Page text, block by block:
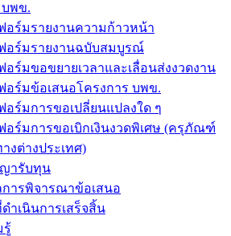
พข.
อร์มรายงานความก้าวหน้า
อร์มรายงานฉบับสมบูรณ์
อร์มขอขยายเวลาและเลื่อนส่งงวดงาน
อร์มข้อเสนอโครงการ บพข.
อร์มการขอเปลี่ยนแปลงใด ๆ
อร์มการขอเบิกเงินงวดพิเศษ (ครุภัณฑ์
างต่างประเทศ)
ารับทุน
ารพิจารณาข้อเสนอ
ำเนินการเสร็จสิ้น
รู้